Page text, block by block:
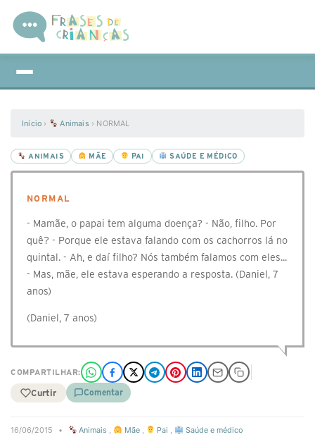
Início › Animais › NORMAL
ANIMAIS MÃE PAI SAÚDE E MÉDICO
NORMAL
- Mamãe, o papai tem alguma doença? - Não, filho. Por
quê? - Porque ele estava falando com os cachorros lá no
quintal. - Ah, e daí filho? Nós também falamos com eles...
- Mas, mãe, ele estava esperando a resposta. (Daniel, 7
anos)
(Daniel, 7 anos)
COMPARTILHAR:
Curtir Comentar
16/06/2015 • Animais , Mãe, Pai , Saúde e médico